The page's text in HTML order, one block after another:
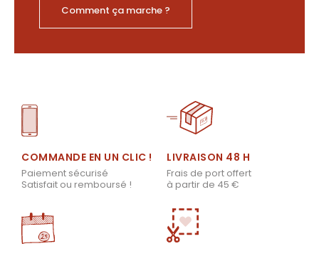
Comment ça marche ?
COMMANDE EN UN CLIC !
Paiement sécurisé
Satisfait ou remboursé !
LIVRAISON 48 H
Frais de port offert
à partir de 45 €